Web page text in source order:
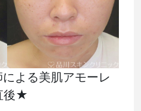
よる美肌アモーレ
後★